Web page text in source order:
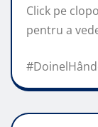
Click pe
pentru a